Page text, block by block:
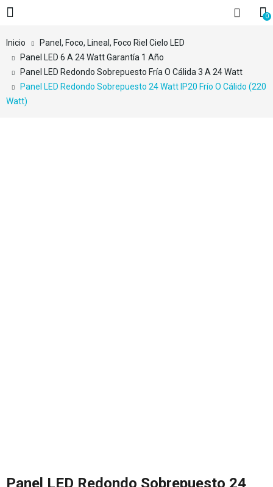
0
Inicio
Panel, Foco, Lineal, Foco Riel Cielo LED
Panel LED 6 A 24 Watt Garantía 1 Año
Panel LED Redondo Sobrepuesto Fría O Cálida 3 A 24 Watt
Panel LED Redondo Sobrepuesto 24 Watt IP20 Frío O Cálido (220
Watt)
Panel LED Redondo Sobrepuesto 24